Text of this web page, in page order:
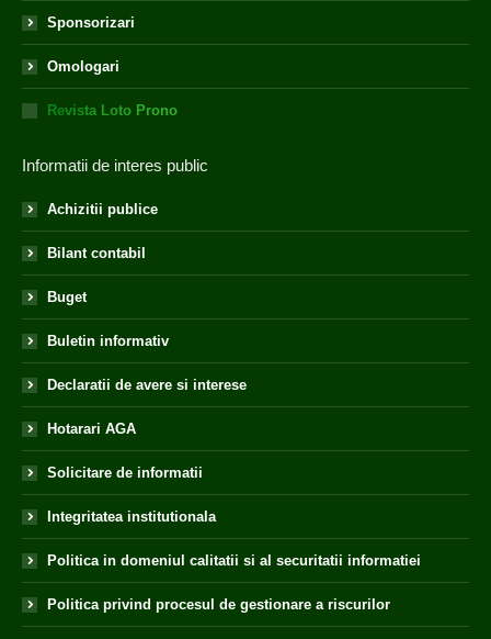
Sponsorizari
Omologari
Revista Loto Prono
Informatii de interes public
Achizitii publice
Bilant contabil
Buget
Buletin informativ
Declaratii de avere si interese
Hotarari AGA
Solicitare de informatii
Integritatea institutionala
Politica in domeniul calitatii si al securitatii informatiei
Politica privind procesul de gestionare a riscurilor